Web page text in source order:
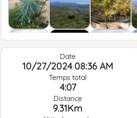
Date
10/27/2024 08:36 AM
Temps total
4:07
Distance
9.31Km